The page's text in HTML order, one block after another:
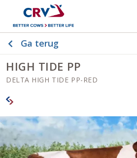
Ga terug
HIGH TIDE PP
DELTA HIGH TIDE PP-RED